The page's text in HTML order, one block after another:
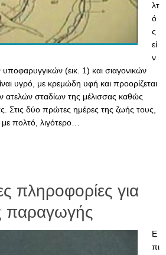
λτ
ό
ς
εί
ν
(εικ. 1) και σιαγονικών
υγρό, με κρεμώδη υφή και προορίζεται
ατελών σταδίων της μέλισσας καθώς
Στις δύο πρώτες ημέρες της ζωής τους,
πολτό, λιγότερο…
πληροφορίες για
παραγωγής
Ε
πι